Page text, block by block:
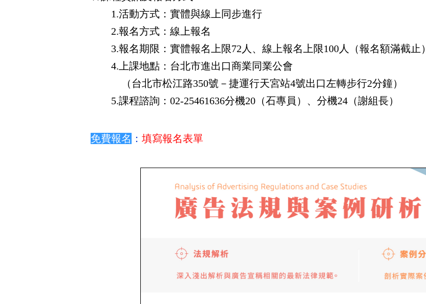
1.活動方式：實體與線上同步進行
2.報名方式：線上報名
3.報名期限：實體報名上限72人、線上報名上限100人（報名額滿截止）
4.上課地點：台北市進出口商業同業公會
（台北市松江路350號－捷運行天宮站4號出口左轉步行2分鐘）
5.課程諮詢：02-25461636分機20（石專員）、分機24（謝組長）
免費報名 ： 填寫報名表單